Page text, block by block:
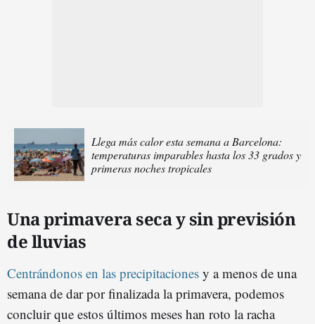
Llega más calor esta semana a Barcelona:
temperaturas imparables hasta los 33 grados y
primeras noches tropicales
Una primavera seca y sin previsión
de lluvias
Centrándonos en las precipitaciones y a menos de una
semana de dar por finalizada la primavera, podemos
concluir que estos últimos meses han roto la racha